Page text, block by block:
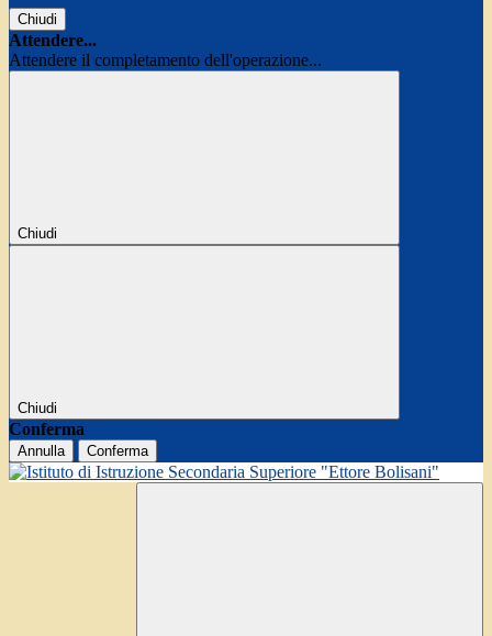
Chiudi
Attendere...
Attendere il completamento dell'operazione...
Chiudi
Chiudi
Conferma
Annulla Conferma